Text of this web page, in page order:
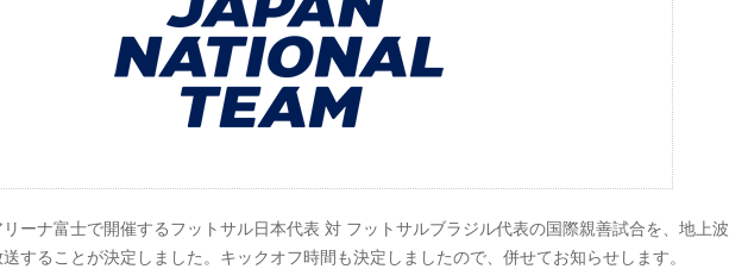
ーナ富士で開催するフットサル日本代表 対 フットサルブラジル代表の国際親善試合を、地上
することが決定しました。キックオフ時間も決定しましたので、併せてお知らせします。